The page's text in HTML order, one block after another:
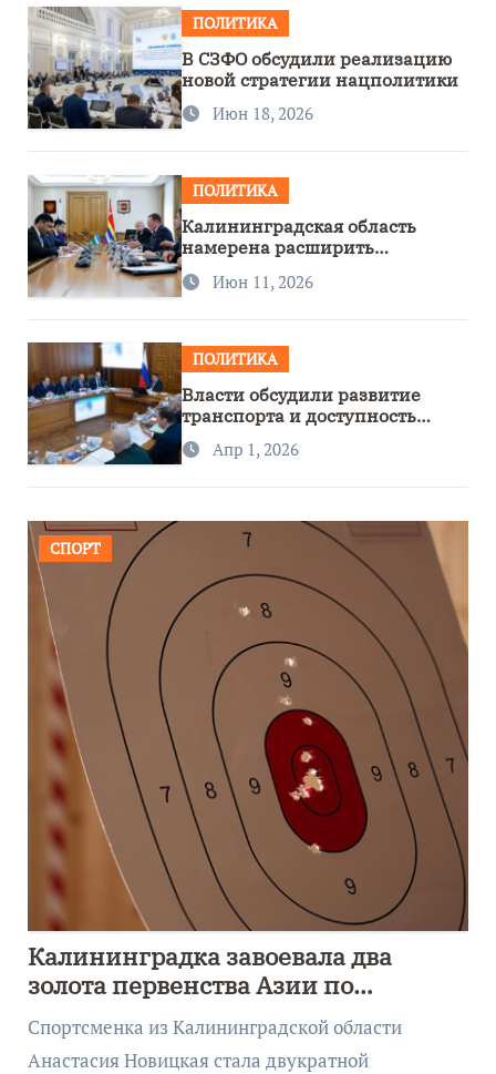
ПОЛИТИКА
В СЗФО обсудили реализацию
новой стратегии нацполитики
Июн 18, 2026
ПОЛИТИКА
Калининградская область
намерена расширить
сотрудничество с Узбекистаном
Июн 11, 2026
ПОЛИТИКА
Власти обсудили развитие
транспорта и доступность
региона
Апр 1, 2026
СПОРТ
Калининградка завоевала два
золота первенства Азии по
метанию ножа
Спортсменка из Калининградской области
Анастасия Новицкая стала двукратной